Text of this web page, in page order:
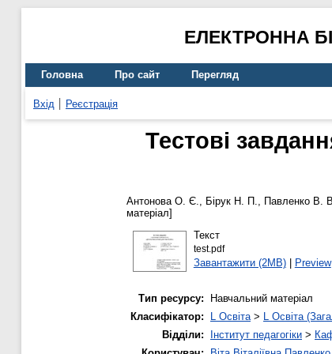
ЕЛЕКТРОННА
Головна Про сайт Перегляд
Вхід Реєстрація
Тестові
Антонова О. Є., Бірук Н. П., Павленко В.
матеріал]
Текст
test.pdf
Завантажити (2MB)| Preview
Тип ресурсу:
Навчальний матеріал
Класифікатор:
L Освіта> L Освіта
Відділи:
Інститут педагогіки >